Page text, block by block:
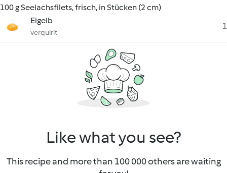
100 g Seelachsfilets, frisch, in Stücken (2 cm)
Eigelb
verquirlt
1
Like what you see?
This recipe and more than 100 000 others are waiting